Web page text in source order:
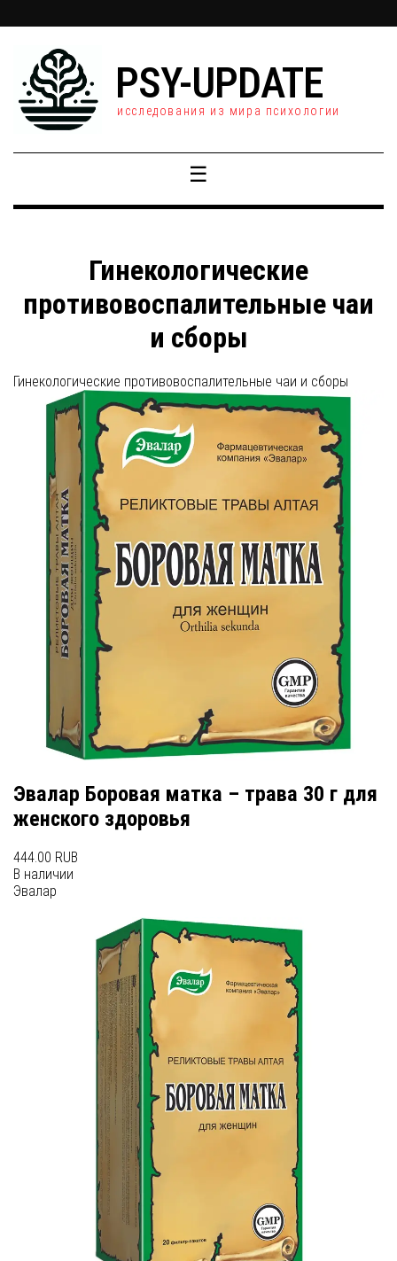
PSY-UPDATE
исследования из мира психологии
☰
Гинекологические
противовоспалительные чаи
и сборы
Гинекологические противовоспалительные чаи и сборы
Эвалар Боровая матка – трава 30 г для
женского здоровья
444.00 RUB
В наличии
Эвалар